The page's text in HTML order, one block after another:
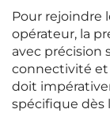
Pour rejoindre
opérateur, la
avec précision
connectivité et
doit
spécifique dès